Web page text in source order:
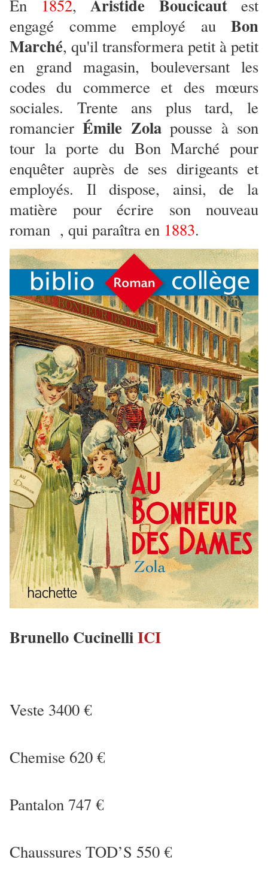
En 1852, Aristide Boucicautest
engagé comme employé au Bon
Marché, qu'il transformera petit à petit
en grand magasin, bouleversant les
codes du commerce et des mœurs
sociales. Trente ans plus tard, le
romancierÉmile Zolapousse à son
tour la porte du Bon Marché pour
enquêter auprès de ses dirigeants et
employés. Il dispose, ainsi, de la
matière pour écrire son nouveau
roman , qui paraîtra en 1883.
Brunello CucinelliICI
Veste 3400 €
Chemise 620 €
Pantalon 747 €
Chaussures TOD’S 550 €